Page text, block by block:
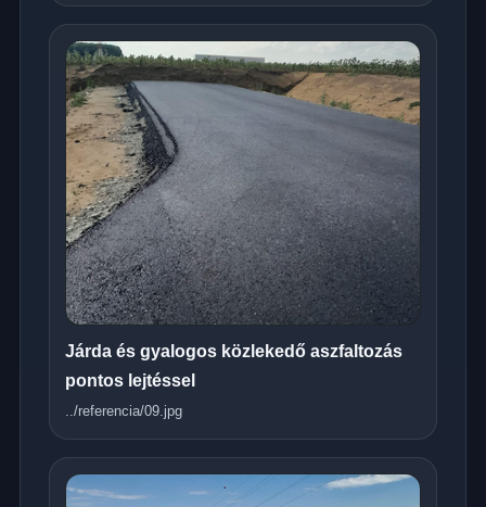
Járda és gyalogos közlekedő aszfaltozás
pontos lejtéssel
../referencia/09.jpg